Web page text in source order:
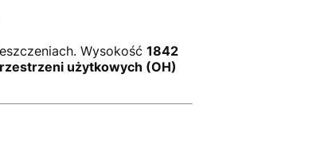
Wysokość 1842
użytkowych (OH)